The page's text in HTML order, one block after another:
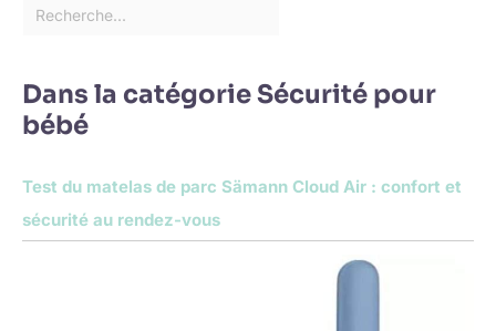
Dans la catégorie Sécurité pour
bébé
Test du matelas de parc Sämann Cloud Air : confort et
sécurité au rendez-vous